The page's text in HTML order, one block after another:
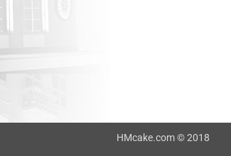
HMcake.com © 2018